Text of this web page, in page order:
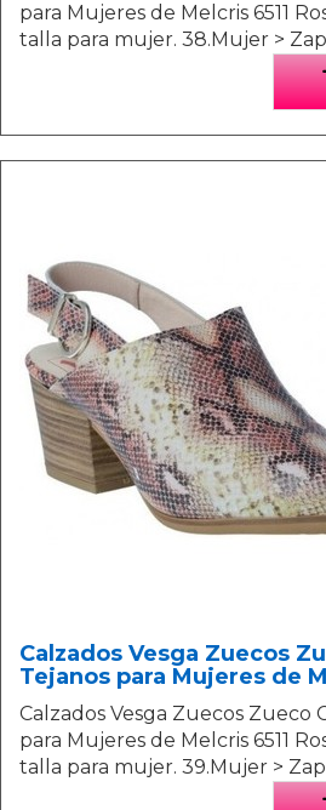
para Mujeres de Melcris 6511
talla para mujer. 38.Mujer >
Calzados Vesga Zuecos
Tejanos para Mujeres de
Calzados Vesga Zuecos Zueco
para Mujeres de Melcris 6511
talla para mujer. 39.Mujer >